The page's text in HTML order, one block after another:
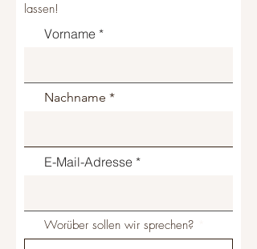
lassen!
Vorname
Nachname
E-Mail-Adresse
Worüber sollen wir sprechen?